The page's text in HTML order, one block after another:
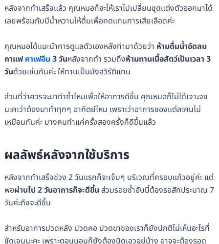
หลังจากทำเสร็จแล้ว คุณหมอก็จะให้เราไปเปลี่ยนชุดแต่งตัวออกมาได้
เลยพร้อมกับมีน้ำหวานให้ดื่มเพื่อทดแทนการเสียเลือดค่ะ
คุณหมอได้แนะนำการดูแลตัวเองหลังทำมาด้วยว่า ห้ามดื่มน้ำอัดลม
กาแฟคาเฟอีน 3 วันหลังจากทำ รวมถึงห้ามทานเนื้อสัตว์เป็นเวลา 3
วันด้วยเช่นกันค่ะ ให้ทานเป็นมังสวิรัติแทน
ส่วนที่ว่าควรจะมาทำซ้ำไหมเพื่อให้อาการดีขึ้น คุณหมอก็ไม่ได้เจาะจง
นะคะว่าต้องมาทำทุกๆ อาทิตย์ไหม เพราะว่าอาการของแต่ละคนไม่
เหมือนกันค่ะ บางคนทำแค่ครั้งสองครั้งก็ดีขึ้นแล้ว
ผลลัพธ์หลังจากใช้บริการ
หลังจากทำเสร็จช่วง 2 วันแรกก็จะเจ็บๆ บริเวณที่ครอบแก้วอยู่ค่ะ แต่
พอผ่านไป 2 วันอาการก็จะดีขึ้น ส่วนรอยช้ำอันนี้ต้องรอสักประมาณ 7
วันค่ะถึงจะดีขึ้น
สำหรับอาการปวดหลัง ปวดคอ ปวดขาของเราก็ยังปกติไม่เห็นอะไรที่
ชัดเจนนะคะ เพราะตอนนอนก็ยังต้องบิดเอวอยู่บ้าง อาจจะต้องรอดู